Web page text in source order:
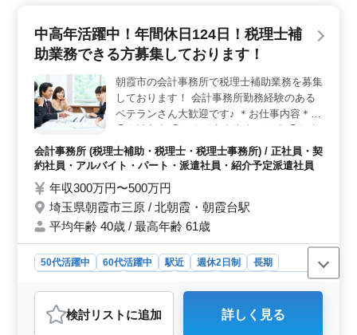
して、医療事務として活躍できるお仕事です。 ＜安
心の待遇＞ マイカー通勤が可能で通勤しやすく、交通
会保険などの福利厚生も整っており、安心して長く働け
る環境です。
中高年活躍中！年間休日124日！税理士補
助業務できる方募集しております！
朝霞市の会計事務所で税理士補助業務を募集
しております！ 会計事務所勤務経験のある
ベテランさん大歓迎です♪ ＊お仕事内容＊
調整 ◯保険の導入アドバイス ◯相続税・贈
与税申告 等 ＊特徴＊ ◎ベテラン歓迎 ◎社
124日 シニア・女性スタッフも活躍中！ 真
面目で優しいスタッフばかりなので、わから
ないことも聞きやすい雰囲気です◎ あなた
からのご応募をお待ちしております！
会計事務所 (税理士補助・税理士・税理士事務所) / 正社員・契
約社員・アルバイト・パート・派遣社員・紹介予定派遣社員
年収300万円〜500万円
埼玉県朝霞市三原 / 北朝霞・朝霞台駅
平均年齢 40歳 / 最高年齢 61歳
50代活躍中 60代活躍中 駅近 週休2日制
長期
派遣社員
アルバイト・パート
おすすめポイント
検討リスト に追加 詳しく見る